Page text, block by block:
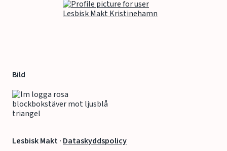
Bild
Lesbisk Makt · Dataskyddspolicy